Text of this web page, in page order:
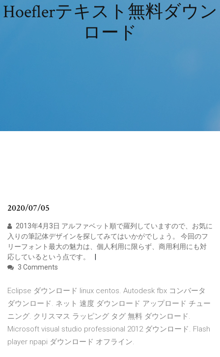
Hoeflerテキスト無料ダウン
ロード
2020/07/05
2013年4月3日 アルファベット順で羅列していますので、お気に
入りの筆記体デザインを探してみてはいかがでしょう。 今回のフ
リーフォント最大の魅力は、個人利用に限らず、商用利用にも対
応しているという点です。
3 Comments
Eclipse ダウンロード linux centos. Autodesk fbx コンバータ
ダウンロード. ネット 速度 ダウンロード アップロード チュー
ニング. クリスマス ラッピング タグ 無料 ダウンロード.
Microsoft visual studio professional 2012 ダウンロード. Flash
player npapi ダウンロード オフライン.